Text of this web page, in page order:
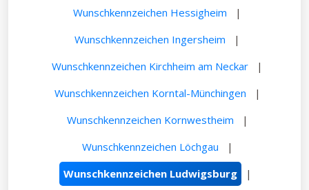
Wunschkennzeichen Hessigheim
|
Wunschkennzeichen Ingersheim
|
Wunschkennzeichen Kirchheim am Neckar
|
Wunschkennzeichen Korntal-Münchingen
|
Wunschkennzeichen Kornwestheim
|
Wunschkennzeichen Löchgau
|
Wunschkennzeichen Ludwigsburg
|